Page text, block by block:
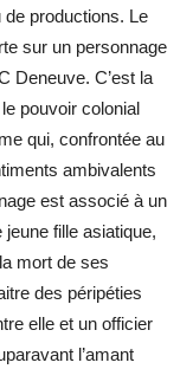
de productions. Le
sur un personnage
Deneuve. C’est la
pouvoir colonial
qui, confrontée au
ambivalents
est associé à un
fille asiatique,
mort de ses
des péripéties
elle et un officier
l’amant